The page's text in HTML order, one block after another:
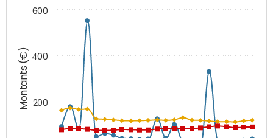
Montants (€) 200
400
600